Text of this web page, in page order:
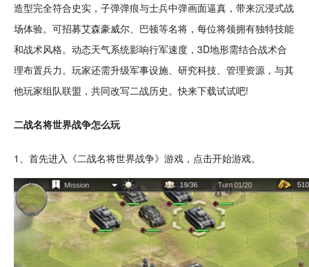
造型完全符合史实，子弹弹痕与士兵中弹画面逼真，带来沉浸式战
场体验。可招募艾森豪威尔、巴顿等名将，每位将领拥有独特技能
和战术风格。动态天气系统影响行军速度， 3D地形需结合战术合
理布置兵力。玩家还需升级军事设施、研究科技、管理资源 ，与其
他玩家组队联盟，共同改写二战历史。快来下载试试吧!
二战名将世界战争怎么玩
1、首先进入《二战名将世界战争》游戏， 点击开始游戏。